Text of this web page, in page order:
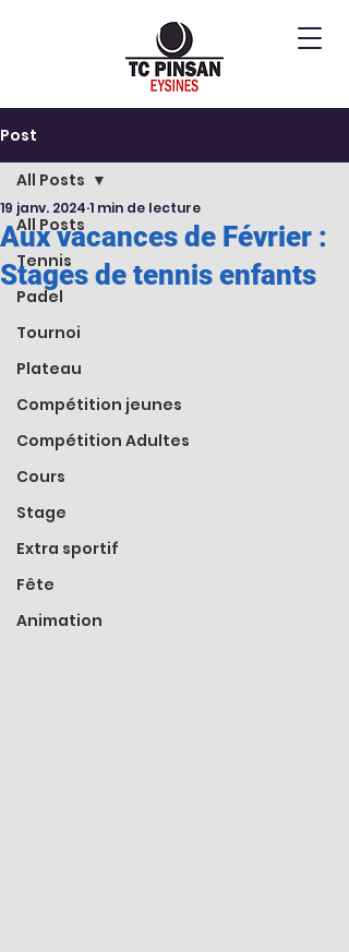
Post
All Posts
Tennis
Padel
Tournoi
Plateau
Compétition jeunes
Compétition Adultes
Cours
Stage
Extra sportif
Fête
Animation
All Posts
Aux vacances de Février :
Stages de tennis enfants
19 janv. 2024 1 min de lecture